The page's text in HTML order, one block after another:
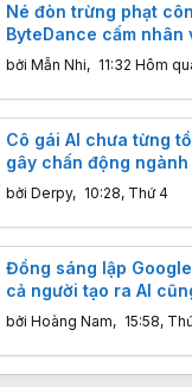
Né đòn trừng phạt
ByteDance cấm nhân
"chưng cất" mô hình AI
bởi Mẫn Nhi, 11:32 Hôm
Cô gái AI chưa từng
gây chấn động
Kiếm trăm triệu, vượt
bởi Derpy, 10:28, Thứ 4
Đồng sáng lập
cả người tạo ra AI
hiểu hết nó
bởi Hoàng Nam, 15:58,